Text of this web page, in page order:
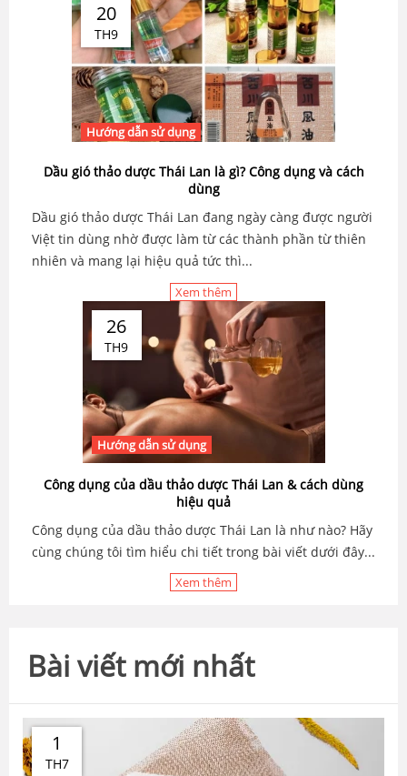
20
TH9
Hướng dẫn sử dụng
Dầu gió thảo dược Thái Lan là gì? Công dụng và cách
dùng
Dầu gió thảo dược Thái Lan đang ngày càng được người
Việt tin dùng nhờ được làm từ các thành phần từ thiên
nhiên và mang lại hiệu quả tức thì...
Xem thêm
26
TH9
Hướng dẫn sử dụng
Công dụng của dầu thảo dược Thái Lan & cách dùng
hiệu quả
Công dụng của dầu thảo dược Thái Lan là như nào? Hãy
cùng chúng tôi tìm hiểu chi tiết trong bài viết dưới đây...
Xem thêm
Bài viết mới nhất
1
TH7